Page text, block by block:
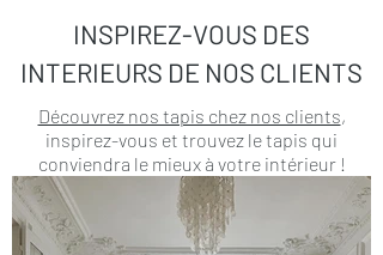
INSPIREZ-VOUS DES
INTERIEURS DE NOS CLIENTS
Découvrez nos tapis chez nos clients,
inspirez-vous et trouvez le tapis qui
conviendra le mieux à votre intérieur !